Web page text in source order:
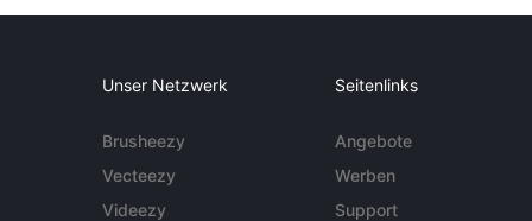
Unser Netzwerk
Brusheezy
Vecteezy
Videezy
Seitenlinks
Angebote
Werben
Support